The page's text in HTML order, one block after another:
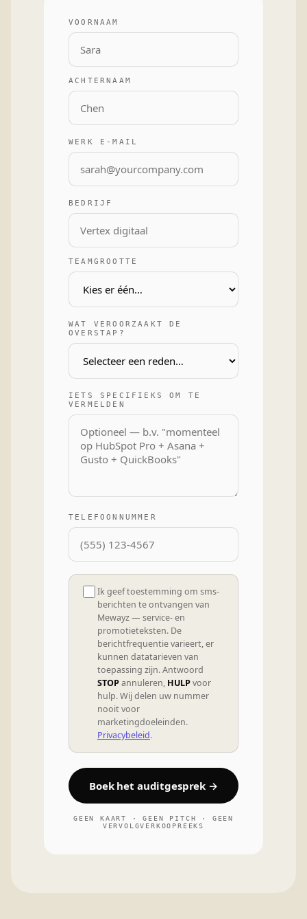
VOORNAAM
ACHTERNAAM
WERK E-MAIL
BEDRIJF
TEAMGROOTTE
WAT VEROORZAAKT DE
OVERSTAP?
IETS SPECIFIEKS OM TE
VERMELDEN
TELEFOONNUMMER
Ik geef toestemming om sms-
berichten te ontvangen van
Mewayz — service- en
promotieteksten. De
berichtfrequentie varieert, er
kunnen datatarieven van
toepassing zijn. Antwoord
STOPannuleren, HULPvoor
hulp. Wij delen uw nummer
nooit voor
marketingdoeleinden.
Privacybeleid.
Boek het auditgesprek →
GEEN KAART · GEEN PITCH · GEEN
VERVOLGVERKOOPREEKS